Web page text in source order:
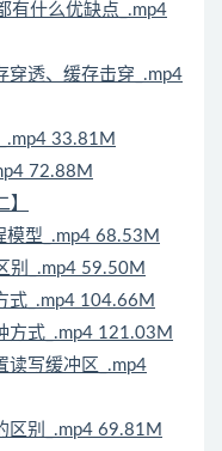
有什么优缺点_.mp4
穿透、缓存击穿_.mp4
33.81M
72.88M
模型_.mp4 68.53M
别_.mp4 59.50M
式_.mp4 104.66M
方式_.mp4 121.03M
读写缓冲区_.mp4
区别_.mp4 69.81M